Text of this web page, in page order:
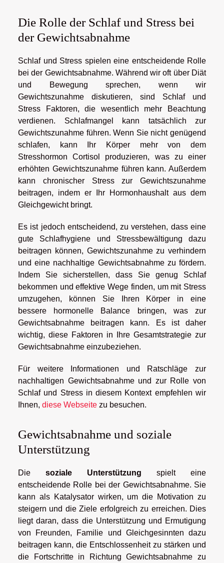
Die Rolle der Schlaf und Stress bei
der Gewichtsabnahme
Schlaf und Stress spielen eine entscheidende Rolle
bei der Gewichtsabnahme. Während wir oft über Diät
und Bewegung sprechen, wenn wir
Gewichtszunahme diskutieren, sind Schlaf und
Stress Faktoren, die wesentlich mehr Beachtung
verdienen. Schlafmangel kann tatsächlich zur
Gewichtszunahme führen. Wenn Sie nicht genügend
schlafen, kann Ihr Körper mehr von dem
Stresshormon Cortisol produzieren, was zu einer
erhöhten Gewichtszunahme führen kann. Außerdem
kann chronischer Stress zur Gewichtszunahme
beitragen, indem er Ihr Hormonhaushalt aus dem
Gleichgewicht bringt.
Es ist jedoch entscheidend, zu verstehen, dass eine
gute Schlafhygiene und Stressbewältigung dazu
beitragen können, Gewichtszunahme zu verhindern
und eine nachhaltige Gewichtsabnahme zu fördern.
Indem Sie sicherstellen, dass Sie genug Schlaf
bekommen und effektive Wege finden, um mit Stress
umzugehen, können Sie Ihren Körper in eine
bessere hormonelle Balance bringen, was zur
Gewichtsabnahme beitragen kann. Es ist daher
wichtig, diese Faktoren in Ihre Gesamtstrategie zur
Gewichtsabnahme einzubeziehen.
Für weitere Informationen und Ratschläge zur
nachhaltigen Gewichtsabnahme und zur Rolle von
Schlaf und Stress in diesem Kontext empfehlen wir
Ihnen, diese Webseite zu besuchen.
Gewichtsabnahme und soziale
Unterstützung
Die soziale Unterstützung spielt eine
entscheidende Rolle bei der Gewichtsabnahme. Sie
kann als Katalysator wirken, um die Motivation zu
steigern und die Ziele erfolgreich zu erreichen. Dies
liegt daran, dass die Unterstützung und Ermutigung
von Freunden, Familie und Gleichgesinnten dazu
beitragen kann, die Entschlossenheit zu stärken und
die Fortschritte in Richtung Gewichtsabnahme zu